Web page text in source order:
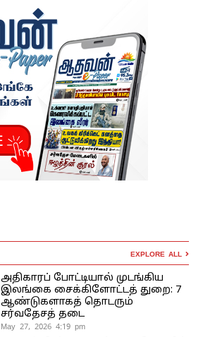
EXPLORE ALL
அதிகாரப் போட்டியால் முடங்கிய
இலங்கை சைக்கிளோட்டத் துறை: 7
ஆண்டுகளாகத் தொடரும்
சர்வதேசத் தடை
May 27, 2026 4:19 pm